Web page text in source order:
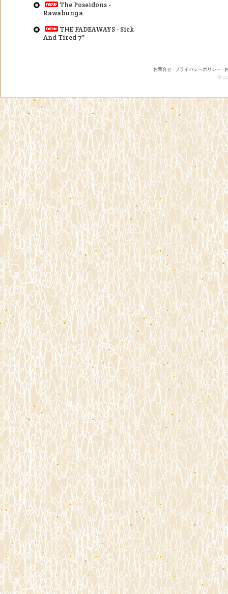
The Poseidons -
Rawabunga
THE FADEAWAYS - Sick
And Tired 7"
お問合せ- プライバシーポリシー-
©